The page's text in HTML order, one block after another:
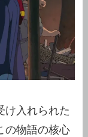
け入れられた
の物語の核心